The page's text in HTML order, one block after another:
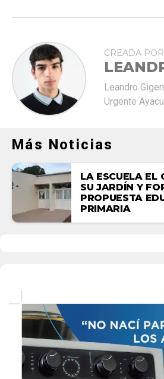
CREADA POR
Leandro
Urgente
Más Noticias
LA ESCUELA EL
SU JARDÍN Y
PROPUESTA
PRIMARIA